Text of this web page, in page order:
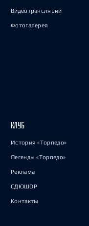
Видеотрансляции
Фотогалерея
КЛУБ
История «Торпедо»
Легенды «Торпедо»
Реклама
СДЮШОР
Контакты